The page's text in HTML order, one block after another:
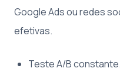
Google Ads ou redes
efetivas.
Teste A/B constante.